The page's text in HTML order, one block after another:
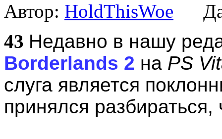
Автор: HoldThisWoe
43 Недавно в нашу
Borderlands 2 на PS
слуга является
принялся разбираться,